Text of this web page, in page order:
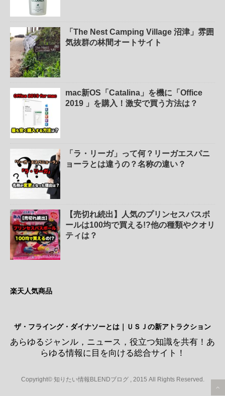
「The Nest Camping Village 沼津」雰囲
気抜群の林間オートサイト
mac新OS「Catalina」を機に「Office
2019 」を購入！激安で買う方法は？
「ラ・リーガ」って何？リーガエスパニ
ョーラとは違うの？名称の違い？
【売切れ続出】人気のプリンセスバスボ
ールは100均で買える!?他の種類やクオリ
ティは？
楽天人気商品
ザ・フライング・ダイナソーとは｜ＵＳＪの新アトラクション
あらゆるジャンル，ニュース，役立つ知識を共有！あ
らゆる情報に目を向ける総合サイト！
Copyright© 知りたい情報BLENDブログ , 2015 All Rights Reserved.